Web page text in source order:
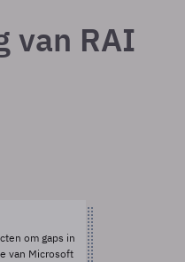
van RAI
om gaps in
van Microsoft